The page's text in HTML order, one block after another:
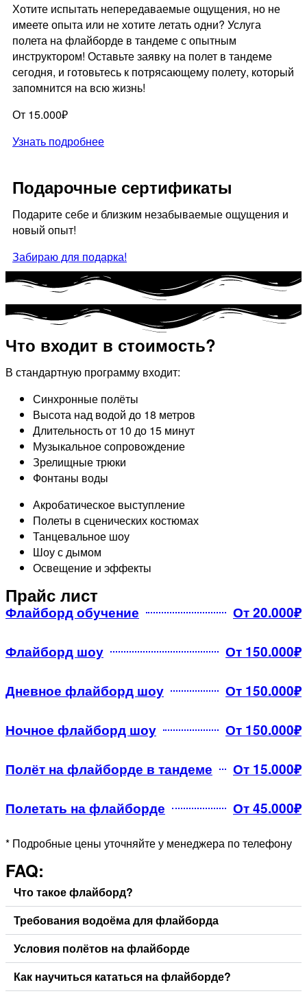
Хотите испытать непередаваемые ощущения, но не
имеете опыта или не хотите летать одни? Услуга
полета на флайборде в тандеме с опытным
инструктором! Оставьте заявку на полет в тандеме
сегодня, и готовьтесь к потрясающему полету, который
запомнится на всю жизнь!
От 15.000₽
Узнать подробнее
Подарочные сертификаты
Подарите себе и близким незабываемые ощущения и
новый опыт!
Забираю для подарка!
Что входит в стоимость?
В стандартную программу входит:
Синхронные полёты
Высота над водой до 18 метров
Длительность от 10 до 15 минут
Музыкальное сопровождение
Зрелищные трюки
Фонтаны воды​
Акробатическое выступление
Полеты в сценических костюмах
Танцевальное шоу
Шоу с дымом
Освещение и эффекты
Прайс лист
Флайборд обучение От 20.000₽
Флайборд шоу От 150.000₽
Дневное флайборд шоу От 150.000₽
Ночное флайборд шоу От 150.000₽
Полёт на флайборде в тандеме От 15.000₽
Полетать на флайборде От 45.000₽
* Подробные цены уточняйте у менеджера по телефону
FAQ:
Что такое флайборд?
Требования водоёма для флайборда
Условия полётов на флайборде
Как научиться кататься на флайборде?